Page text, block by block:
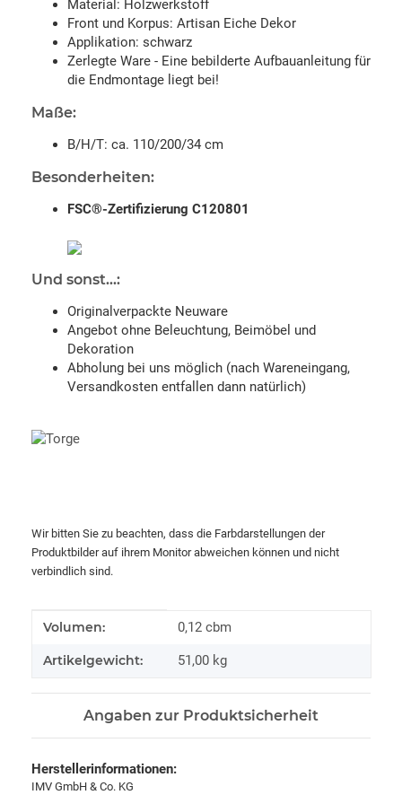
Material: Holzwerkstoff
Front und Korpus: Artisan Eiche Dekor
Applikation: schwarz
Zerlegte Ware - Eine bebilderte Aufbauanleitung für
die Endmontage liegt bei!
Maße:
B/H/T: ca. 110/200/34 cm
Besonderheiten:
FSC®-Zertifizierung C120801
Und sonst...:
Originalverpackte Neuware
Angebot ohne Beleuchtung, Beimöbel und
Dekoration
Abholung bei uns möglich (nach Wareneingang,
Versandkosten entfallen dann natürlich)
Wir bitten Sie zu beachten, dass die Farbdarstellungen der
Produktbilder auf ihrem Monitor abweichen können und nicht
verbindlich sind.
Produkteigenschaft
Wert
Volumen: 0,12 cbm
Artikelgewicht: 51,00 kg
Angaben zur Produktsicherheit
Herstellerinformationen:
IMV GmbH & Co. KG